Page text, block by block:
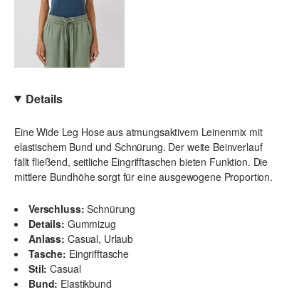
Details
Eine Wide Leg Hose aus atmungsaktivem Leinenmix mit
elastischem Bund und Schnürung. Der weite Beinverlauf
fällt fließend, seitliche Eingrifftaschen bieten Funktion. Die
mittlere Bundhöhe sorgt für eine ausgewogene Proportion.
Verschluss: Schnürung
Details: Gummizug
Anlass: Casual, Urlaub
Tasche: Eingrifftasche
Stil: Casual
Bund: Elastikbund